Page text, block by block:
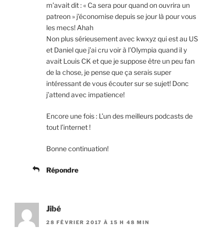
m’avait dit : « Ca sera pour quand on ouvrira un
patreon » j’économise depuis se jour là pour vous
les mecs! Ahah
Non plus sérieusement avec kwxyz qui est au US
et Daniel que j’ai cru voir à l’Olympia quand il y
avait Louis CK et que je suppose être un peu fan
de la chose, je pense que ça serais super
intéressant de vous écouter sur se sujet! Donc
j’attend avec impatience!
Encore une fois : L’un des meilleurs podcasts de
tout l’internet !
Bonne continuation!
Répondre
Jibé
28 FÉVRIER 2017 À 15 H 48 MIN